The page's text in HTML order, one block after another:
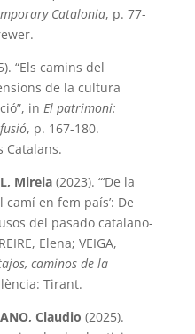
Catalonia, p. 77-
“Els camins del
de la cultura
in El patrimoni:
, p. 167-180.
Catalans.
Mireia(2023). “‘De la
en fem país’: De
del pasado catalano-
Elena; VEIGA,
caminos de la
Tirant.
Claudio (2025).